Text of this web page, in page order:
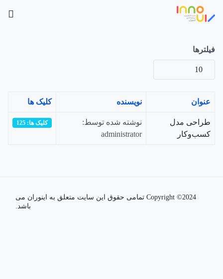
فیلترها
نمایش
عنوان نویسنده کلیک ها
طراحی مدل
کسب‌و‌کار
نوشته شده توسط:
administrator
کلیک ها: 125
Copyright ©2024 تمامی حقوق این سایت متعلق به اینوران می
باشد.